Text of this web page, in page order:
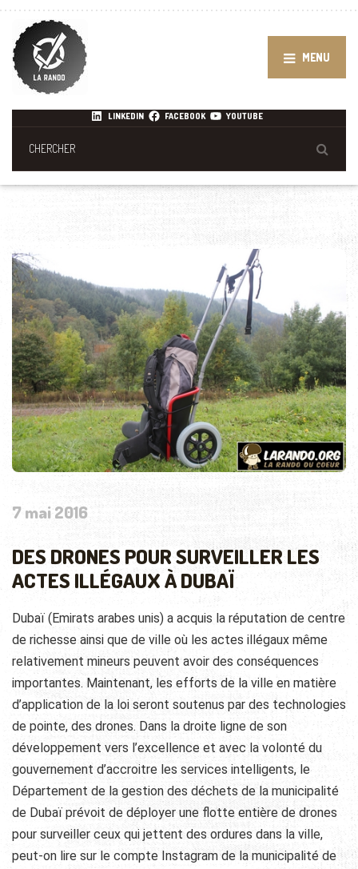
MENU
LINKEDIN FACEBOOK YOUTUBE
7 mai 2016
DES DRONES POUR SURVEILLER LES
ACTES ILLÉGAUX À DUBAÏ
Dubaï (Emirats arabes unis) a acquis la réputation de centre
de richesse ainsi que de ville où les actes illégaux même
relativement mineurs peuvent avoir des conséquences
importantes. Maintenant, les efforts de la ville en matière
d’application de la loi seront soutenus par des technologies
de pointe, des drones. Dans la droite ligne de son
développement vers l’excellence et avec la volonté du
gouvernement d’accroitre les services intelligents, le
Département de la gestion des déchets de la municipalité
de Dubaï prévoit de déployer une flotte entière de drones
pour surveiller ceux qui jettent des ordures dans la ville,
peut-on lire sur le compte Instagram de la municipalité de